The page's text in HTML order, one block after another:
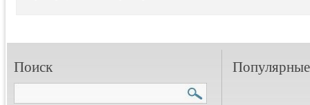
Поиск Популярные